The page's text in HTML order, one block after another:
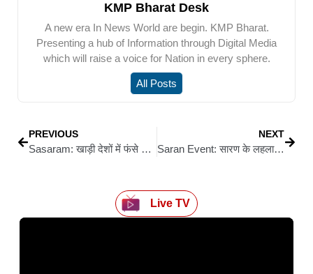
KMP Bharat Desk
A new era In News World are begin. KMP Bharat.
Presenting a hub of Information through Digital Media
which will raise a voice for Nation in every sphere.
All Posts
PREVIOUS
Sasaram: खाड़ी देशों में फंसे श्रमिकों को हर संभव मदद का भरोसा, लौट रहे मजदूरों के पुनर्वास पर भी फोकस
NEXT
Saran Event: सारण के लहलादपुर में राहुल सांकृत्यायन जयंती पर 9 अप्रैल को होगी संगोष्ठी, भारतीय ज्ञान परंपरा पर होगा मंथन
Live TV